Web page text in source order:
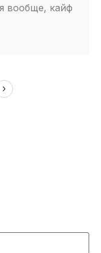
вообще, кайф